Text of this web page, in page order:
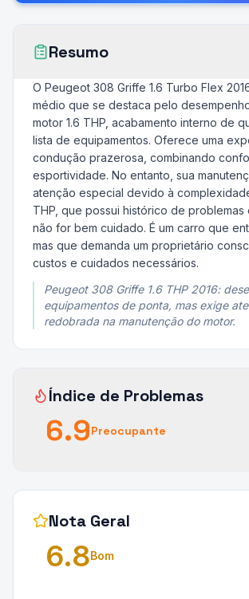
Resumo
O Peugeot 308 Griffe 1.6 Turbo Flex
médio que se destaca pelo
motor 1.6 THP, acabamento interno de
lista de equipamentos. Oferece uma
condução prazerosa, combinando
esportividade. No entanto, sua
atenção especial devido à
THP, que possui histórico de problemas
não for bem cuidado. É um carro que
mas que demanda um proprietário
custos e cuidados necessários.
Peugeot 308 Griffe 1.6 THP 2016:
equipamentos de ponta, mas exige
redobrada na manutenção do motor.
Índice de Problemas
6.9Preocupante
Nota Geral
6.8Bom